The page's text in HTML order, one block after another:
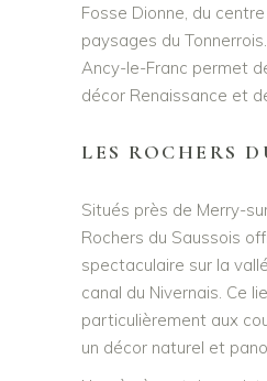
Fosse Dionne, du
paysages du
Ancy-le-Franc permet
décor Renaissance et
LES ROCHERS
Situés près de Merry-
Rochers du Saussois
spectaculaire sur la
canal du Nivernais. Ce
particulièrement aux
un décor naturel et